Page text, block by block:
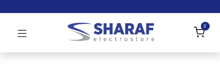
0